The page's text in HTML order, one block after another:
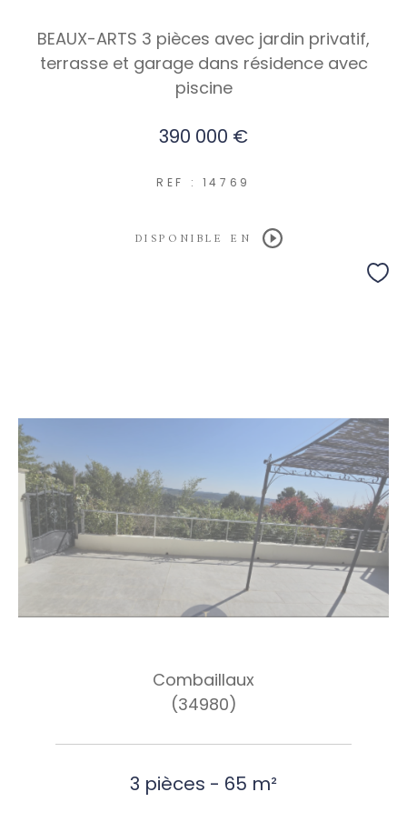
BEAUX-ARTS 3 pièces avec jardin privatif,
terrasse et garage dans résidence avec
piscine
390 000 €
REF : 14769
DISPONIBLE EN
Combaillaux
(34980)
3 pièces - 65 m²